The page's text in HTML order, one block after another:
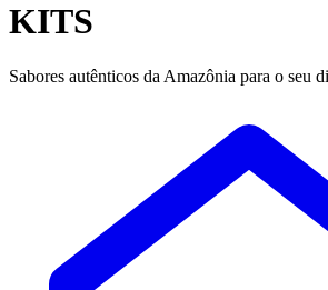
KITS
Sabores autênticos da Amazônia para o seu